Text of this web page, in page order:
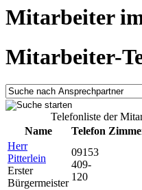
Mitarbeiter
Mitarbeiter-
Telefonliste der
Name
Telefon
Herr
Pitterlein
Erster
Bürgermeister
09153
409-
120